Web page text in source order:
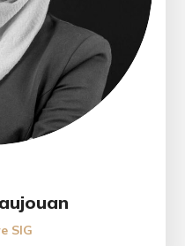
SIG